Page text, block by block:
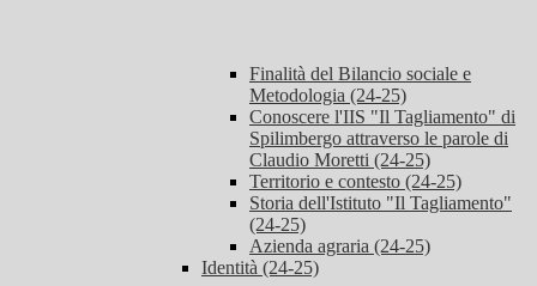
Finalità del Bilancio sociale e
Metodologia (24-25)
Conoscere l'IIS "Il Tagliamento" di
Spilimbergo attraverso le parole di
Claudio Moretti (24-25)
Territorio e contesto (24-25)
Storia dell'Istituto "Il Tagliamento"
(24-25)
Azienda agraria (24-25)
Identità (24-25)